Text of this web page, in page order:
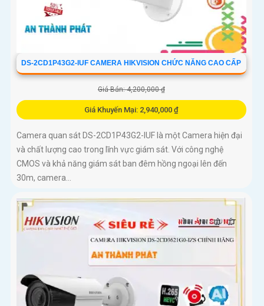
DS-2CD1P43G2-IUF CAMERA HIKVISION CHỨC NĂNG CAO CẤP
Giá Bán: 4,200,000 ₫
Giá Khuyến Mại: 2,940,000 ₫
Camera quan sát DS-2CD1P43G2-IUF là một Camera hiện đại
và chất lượng cao trong lĩnh vực giám sát. Với công nghệ
CMOS và khả năng giám sát ban đêm hồng ngoại lên đến
30m, camera...